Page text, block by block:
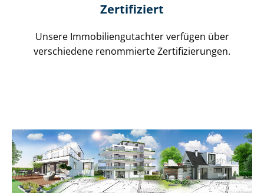
Zertifiziert
Unsere Immobilien­gutachter verfügen über
verschiedene renommierte Zer­ti­fi­zie­run­gen.